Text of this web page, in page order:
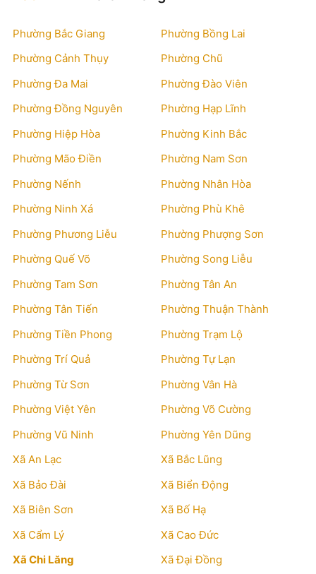
Phường Bắc Giang
Phường Bồng Lai
Phường Cảnh Thụy
Phường Chũ
Phường Đa Mai
Phường Đào Viên
Phường Đồng Nguyên
Phường Hạp Lĩnh
Phường Hiệp Hòa
Phường Kinh Bắc
Phường Mão Điền
Phường Nam Sơn
Phường Nếnh
Phường Nhân Hòa
Phường Ninh Xá
Phường Phù Khê
Phường Phương Liễu
Phường Phượng Sơn
Phường Quế Võ
Phường Song Liễu
Phường Tam Sơn
Phường Tân An
Phường Tân Tiến
Phường Thuận Thành
Phường Tiền Phong
Phường Trạm Lộ
Phường Trí Quả
Phường Tự Lạn
Phường Từ Sơn
Phường Vân Hà
Phường Việt Yên
Phường Võ Cường
Phường Vũ Ninh
Phường Yên Dũng
Xã An Lạc
Xã Bắc Lũng
Xã Bảo Đài
Xã Biển Động
Xã Biên Sơn
Xã Bố Hạ
Xã Cẩm Lý
Xã Cao Đức
Xã Chi Lăng
Xã Đại Đồng